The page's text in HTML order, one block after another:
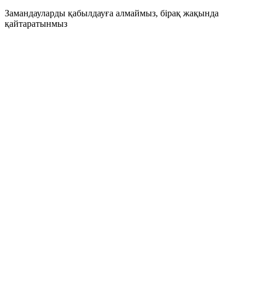
Замандауларды қабылдауға алмаймыз, бірақ жақында
қайтаратынмыз